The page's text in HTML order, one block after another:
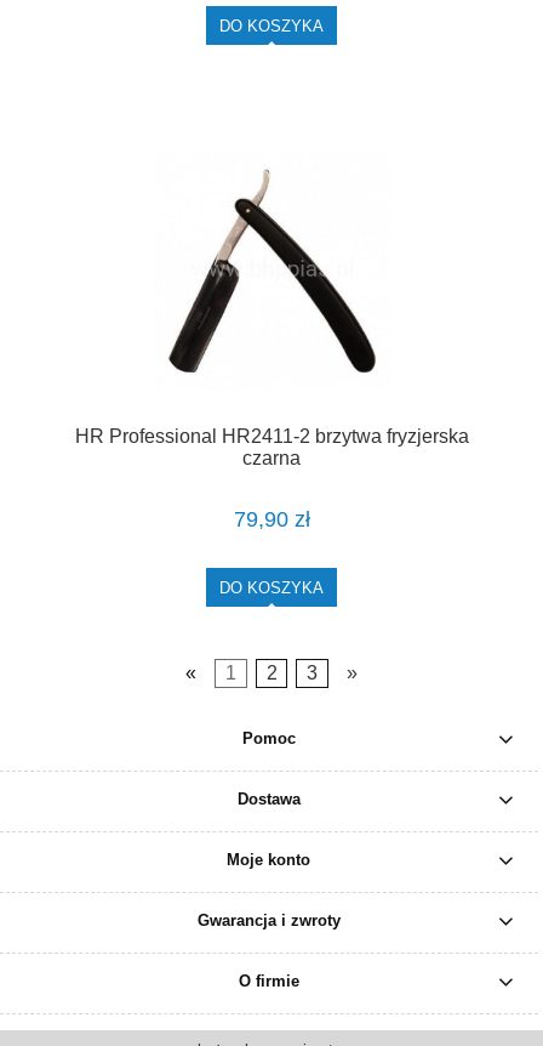
DO KOSZYKA
HR Professional HR2411-2 brzytwa fryzjerska
czarna
79,90 zł
DO KOSZYKA
« 1 2 3 »
Pomoc
Dostawa
Moje konto
Gwarancja i zwroty
O firmie